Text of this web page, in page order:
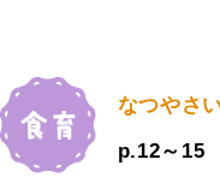
なつやさ
p.12～15